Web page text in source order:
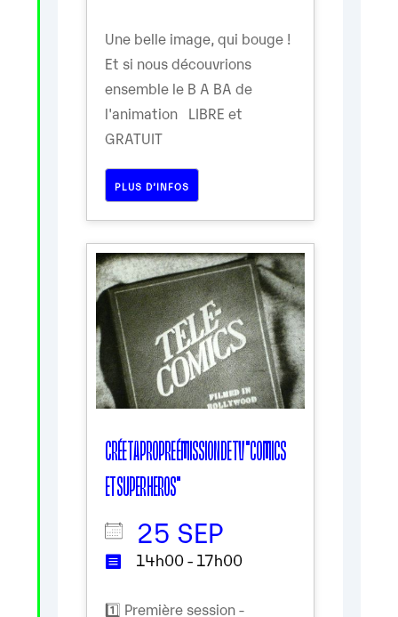
Une belle image, qui bouge !
Et si nous découvrions
ensemble le B A BA de
l'animation LIBRE et
GRATUIT
PLUS D’INFOS
CRÉE TA PROPRE ÉMISSION DE TV "COMICS
ET SUPER HEROS"
25 SEP
14h00 - 17h00
1️⃣ Première session -